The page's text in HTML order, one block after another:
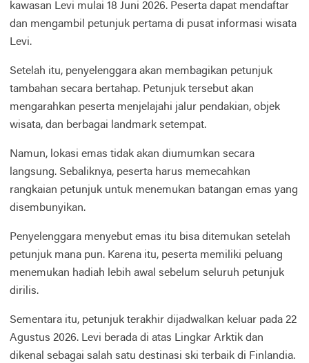
kawasan Levi mulai 18 Juni 2026. Peserta dapat mendaftar
dan mengambil petunjuk pertama di pusat informasi wisata
Levi.
Setelah itu, penyelenggara akan membagikan petunjuk
tambahan secara bertahap. Petunjuk tersebut akan
mengarahkan peserta menjelajahi jalur pendakian, objek
wisata, dan berbagai landmark setempat.
Namun, lokasi emas tidak akan diumumkan secara
langsung. Sebaliknya, peserta harus memecahkan
rangkaian petunjuk untuk menemukan batangan emas yang
disembunyikan.
Penyelenggara menyebut emas itu bisa ditemukan setelah
petunjuk mana pun. Karena itu, peserta memiliki peluang
menemukan hadiah lebih awal sebelum seluruh petunjuk
dirilis.
Sementara itu, petunjuk terakhir dijadwalkan keluar pada 22
Agustus 2026. Levi berada di atas Lingkar Arktik dan
dikenal sebagai salah satu destinasi ski terbaik di Finlandia.